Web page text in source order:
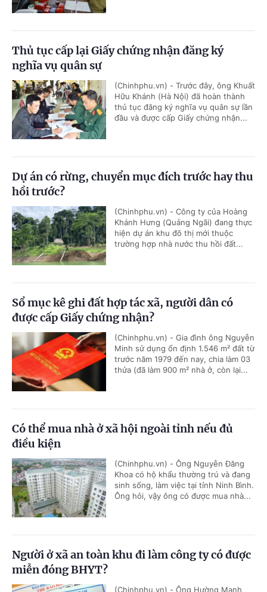
Thủ tục cấp lại Giấy chứng nhận đăng ký
nghĩa vụ quân sự
(Chinhphu.vn) - Trước đây, ông Khuất
Hữu Khánh (Hà Nội) đã hoàn thành
thủ tục đăng ký nghĩa vụ quân sự lần
đầu và được cấp Giấy chứng nhận...
Dự án có rừng, chuyển mục đích trước hay thu
hồi trước?
(Chinhphu.vn) - Công ty của Hoàng
Khánh Hưng (Quảng Ngãi) đang thực
hiện dự án khu đô thị mới thuộc
trường hợp nhà nước thu hồi đất...
Sổ mục kê ghi đất hợp tác xã, người dân có
được cấp Giấy chứng nhận?
(Chinhphu.vn) - Gia đình ông Nguyễn
Minh sử dụng ổn định 1.546 m² đất từ
trước năm 1979 đến nay, chia làm 03
thửa (đã làm 900 m² nhà ở, còn lại...
Có thể mua nhà ở xã hội ngoài tỉnh nếu đủ
điều kiện
(Chinhphu.vn) - Ông Nguyễn Đăng
Khoa có hộ khẩu thường trú và đang
sinh sống, làm việc tại tỉnh Ninh Bình.
Ông hỏi, vậy ông có được mua nhà...
Người ở xã an toàn khu đi làm công ty có được
miễn đóng BHYT?
(Chinhphu.vn) - Ông Hường Mạnh